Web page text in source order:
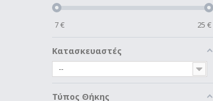
7€ 25 €
Κατασκευαστές
--
Τύπος Θήκης